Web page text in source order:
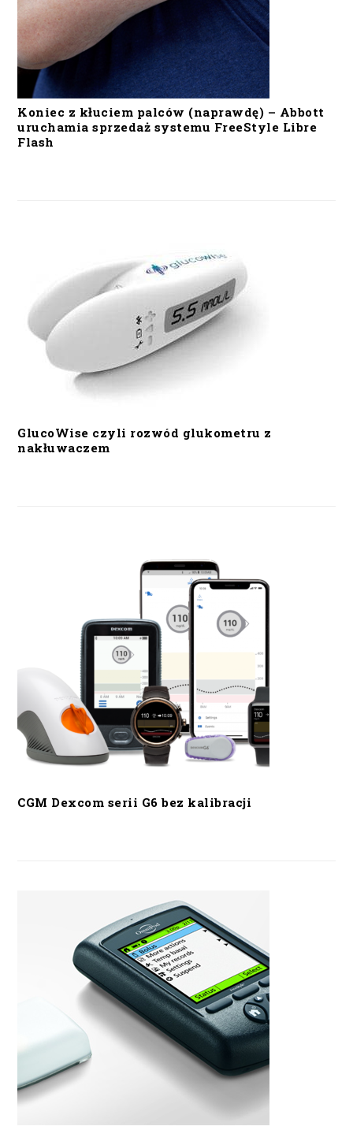
Koniec z kłuciem palców (naprawdę) – Abbott
uruchamia sprzedaż systemu FreeStyle Libre
Flash
GlucoWise czyli rozwód glukometru z
nakłuwaczem
CGM Dexcom serii G6 bez kalibracji